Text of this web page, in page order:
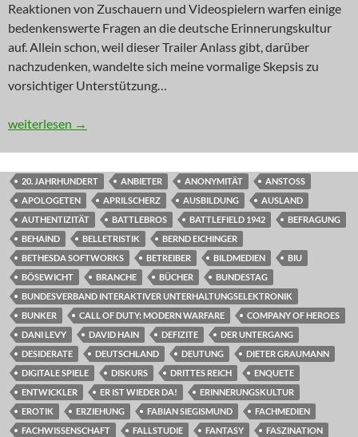
Reaktionen von Zuschauern und Videospielern warfen einige
bedenkenswerte Fragen an die deutsche Erinnerungskultur
auf. Allein schon, weil dieser Trailer Anlass gibt, darüber
nachzudenken, wandelte sich meine vormalige Skepsis zu
vorsichtiger Unterstützung…
KOMMENTAR: Bunkermentalitäten
weiterlesen →
20. JAHRHUNDERT ANBIETER ANONYMITÄT
ANSTOSS
APOLOGETEN
APRILSCHERZ AUSBILDUNG
AUSLAND
AUTHENTIZITÄT
BATTLEBROS BATTLEFIELD 1942
BEFRAGUNG
BEHAIND
BELLETRISTIK
BERND EICHINGER
BETHESDA SOFTWORKS
BETREIBER BILDMEDIEN
BIU
BÖSEWICHT
BRANCHE BÜCHER
BUNDESTAG
BUNDESVERBAND INTERAKTIVER UNTERHALTUNGSELEKTRONIK
BUNKER
CALL OF DUTY: MODERN WARFARE
COMPANY OF HEROES
DANI LEVY
DAVID HAIN DEFIZITE
DER UNTERGANG
DESIDERATE
DEUTSCHLAND DEUTUNG
DIETER GRAUMANN
DIGITALE SPIELE
DISKURS DRITTES REICH
ENQUETE
ENTWICKLER
ER IST WIEDER DA!
ERINNERUNGSKULTUR
EROTIK
ERZIEHUNG FABIAN SIEGISMUND
FACHMEDIEN
FACHWISSENSCHAFT
FALLSTUDIE FANTASY
FASZINATION